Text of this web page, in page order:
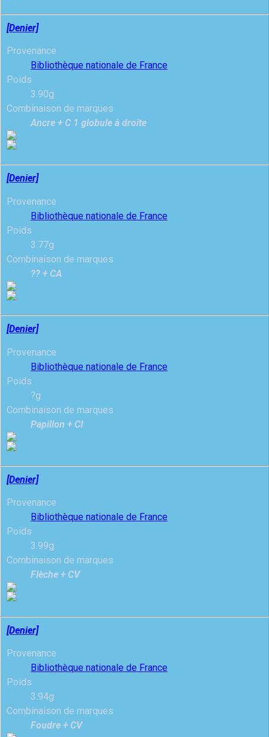
[Denier]
Provenance
Bibliothèque nationale de France
Poids
3.90g
Combinaison de marques
Ancre + C 1 globule à droite
[Denier]
Provenance
Bibliothèque nationale de France
Poids
3.77g
Combinaison de marques
?? + CA
[Denier]
Provenance
Bibliothèque nationale de France
Poids
?g
Combinaison de marques
Papillon + CI
[Denier]
Provenance
Bibliothèque nationale de France
Poids
3.99g
Combinaison de marques
Flèche + CV
[Denier]
Provenance
Bibliothèque nationale de France
Poids
3.94g
Combinaison de marques
Foudre + CV